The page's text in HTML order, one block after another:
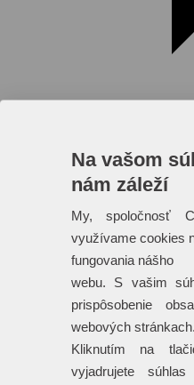
Reklamné
potlačou
Dáždniky
Tašky
Hračky
Klobúky
Na vašom
nám záleží
My, spoločnosť
využívame cookies
fungovania nášho
webu. S vašim
prispôsobenie
webových stránkach.
Kliknutím na
vyjadrujete